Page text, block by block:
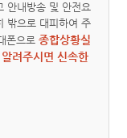
안내방송 및 안전요
밖으로 대피하여 주
폰으로종합상황실
려주시면 신속한